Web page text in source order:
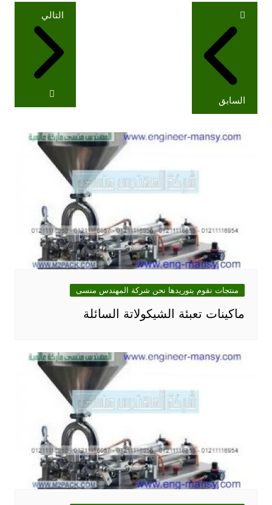
تصفّح
المقالات
السابق
التالي
منتجات نقوم بتوريدها نحن شركة المهندس منسى
ماكينات تعبئة الشيكولاتة السائلة